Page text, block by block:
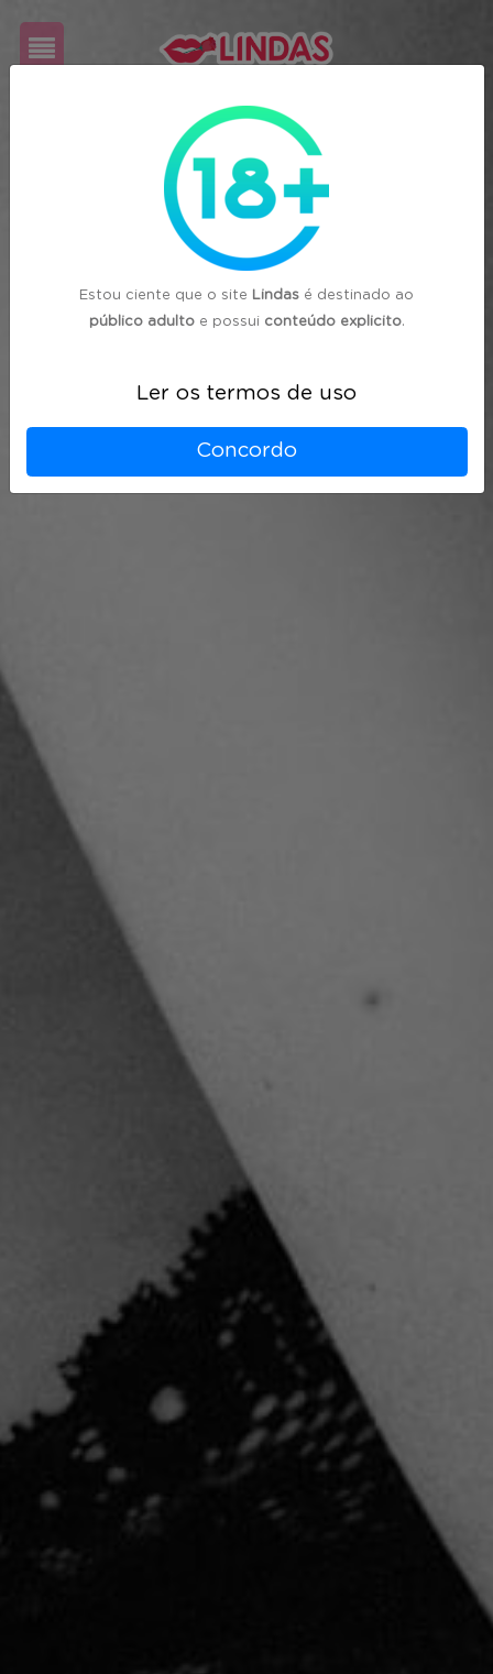
Estou ciente que o site Lindas é destinado ao
público adultoe possui conteúdo explicito.
Ler os termos de uso
Concordo